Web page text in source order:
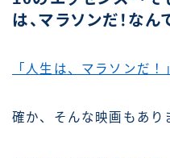
は、マラソンだ！なん
「人生は、マラソンだ！
確か、そんな映画もあり